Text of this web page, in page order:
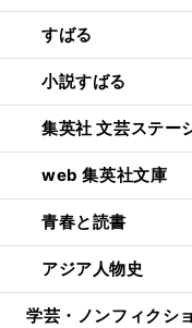
すばる
小説すばる
集英社 文芸ステー
web 集英社文庫
青春と読書
アジア人物史
学芸・ノンフィクシ